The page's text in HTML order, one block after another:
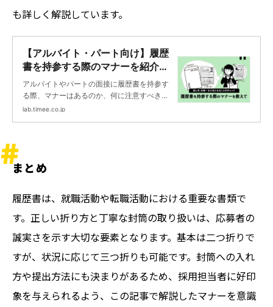
も詳しく解説しています。
【アルバイト・パート向け】履歴
書を持参する際のマナーを紹介！
封筒は必要？ | タイミーラボ - ス
キマで働く、世界が広がる。
アルバイトやパートの面接に履歴書を持参す
る際、マナーはあるのか、何に注意すべきな
のか、気になっている人もいるかもしれませ
面接に臨んでください。
lab.timee.co.jp
まとめ
履歴書は、就職活動や転職活動における重要な書類で
す。正しい折り方と丁寧な封筒の取り扱いは、応募者の
誠実さを示す大切な要素となります。基本は二つ折りで
すが、状況に応じて三つ折りも可能です。封筒への入れ
方や提出方法にも決まりがあるため、採用担当者に好印
象を与えられるよう、この記事で解説したマナーを意識